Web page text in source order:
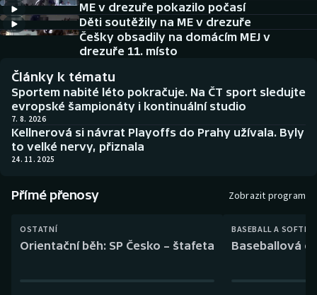
DALŠÍ SPORTY
Americký fotbal
Baseball a softbal
Basketbal
Biatlon
Curling
NEPŘEHLÉDNĚTE
Soutěže
Historické návraty
Aplikace ČT sport
ME v drezuře pokazilo počasí
Děti soutěžily na ME v drezuře
Češky obsadily na domácím MEJ v
drezuře 11. místo
Články k tématu
Sportem nabité léto pokračuje. Na ČT sport sledujte
evropské šampionáty i kontinuální studio
7. 8. 2026
Kellnerová si návrat Playoffs do Prahy užívala. Byly
to velké nervy, přiznala
24. 11. 2025
Přímé přenosy Zobrazit program
OSTATNÍ
Orientační běh: SP Česko – štafeta
BASEBALL A
Baseballová